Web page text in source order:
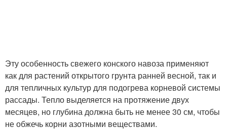
Эту особенность свежего конского навоза применяют
как для растений открытого грунта ранней весной, так и
для тепличных культур для подогрева корневой системы
рассады. Тепло выделяется на протяжение двух
месяцев, но глубина должна быть не менее 30 см, чтобы
не обжечь корни азотными веществами.